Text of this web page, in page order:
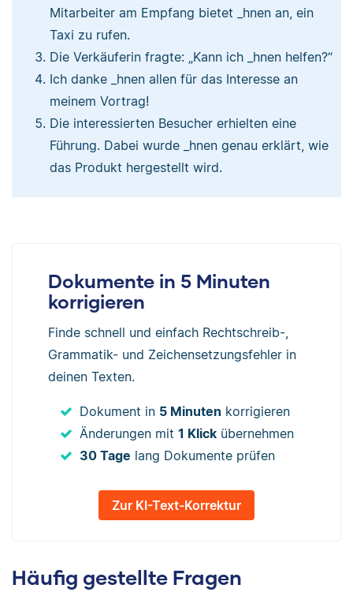
Mitarbeiter am Empfang bietet _hnen an, ein
Taxi zu rufen.
Die Verkäuferin fragte: „Kann ich _hnen helfen?“
Ich danke _hnen allen für das Interesse an
meinem Vortrag!
Die interessierten Besucher erhielten eine
Führung. Dabei wurde _hnen genau erklärt, wie
das Produkt hergestellt wird.
Dokumente in 5 Minuten
korrigieren
Finde schnell und einfach Rechtschreib-,
Grammatik- und Zeichensetzungsfehler in
deinen Texten.
Dokument in 5 Minuten korrigieren
Änderungen mit 1 Klick übernehmen
30 Tage lang Dokumente prüfen
Zur KI-Text-Korrektur
Häufig gestellte Fragen